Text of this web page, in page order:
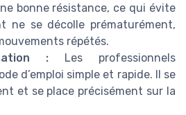
bonne résistance, ce qui évite
ne se décolle prématurément,
répétés.
: Les professionnels
d’emploi simple et rapide. Il se
et se place précisément sur la